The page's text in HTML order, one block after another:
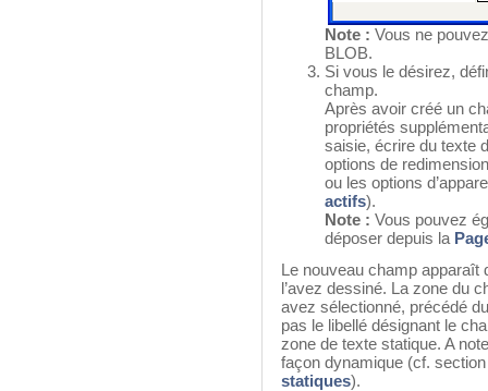
Note : Vous ne
BLOB.
Si vous le désirez,
champ.
Après avoir créé un
propriétés
saisie, écrire du texte
options de
ou les options
actifs).
Note : Vous pouvez
déposer depuis la
Le nouveau champ apparaît
l’avez dessiné. La zone du
avez sélectionné, précédé
pas le libellé désignant le
zone de texte statique. A
façon dynamique (cf.
statiques).